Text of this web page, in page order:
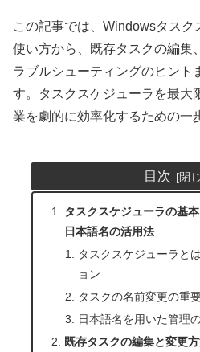
この記事では、Windowsタスク
使い方から、既存タスクの編集
ラブルシューティングのヒント
す。タスクスケジューラを最大
業を劇的に効率化するための一
目次
タスクスケジューラの基
日本語名の活用法
タスクスケジューラと
ョン
タスクの名前変更の重
日本語名を用いた管理
既存タスクの編集と変更